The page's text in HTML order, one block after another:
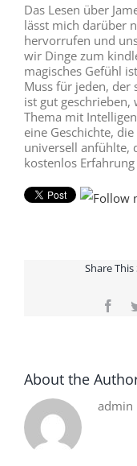
Das Lesen über
lässt mich darüber
hervorrufen und
wir Dinge zum
magisches Gefühl
Muss für jeden, der
ist gut
Thema mit
eine Geschichte,
universell anfühlte,
kostenlos
Share
About the
admin